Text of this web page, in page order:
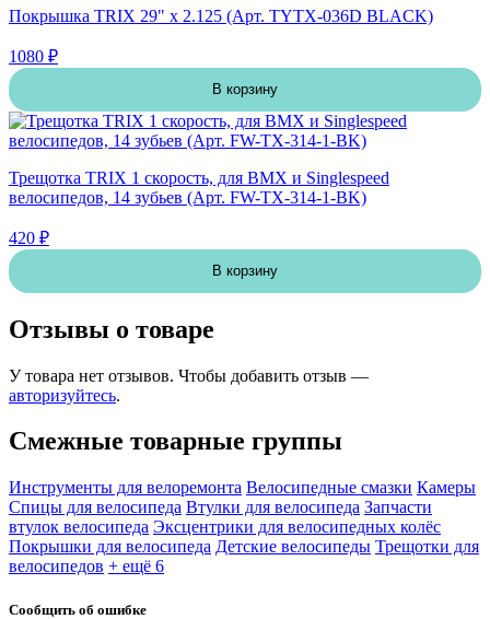
Покрышка TRIX 29" х 2.125 (Арт. TYTX-036D BLACK)
1080 ₽
В корзину
Трещотка TRIX 1 скорость, для BMX и Singlespeed
велосипедов, 14 зубьев (Арт. FW-TX-314-1-BK)
420 ₽
В корзину
Отзывы о товаре
У товара нет отзывов. Чтобы добавить отзыв —
авторизуйтесь.
Смежные товарные группы
Инструменты для велоремонта Велосипедные смазки Камеры
Спицы для велосипеда Втулки для велосипеда Запчасти
втулок велосипеда Эксцентрики для велосипедных колёс
Покрышки для велосипеда Детские велосипеды Трещотки для
велосипедов + ещё 6
Сообщить об ошибке